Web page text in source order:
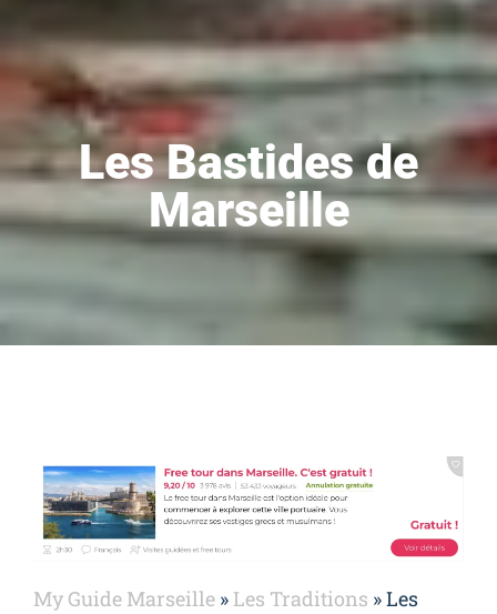
Les Bastides de
Marseille
My Guide Marseille » Les Traditions »Les